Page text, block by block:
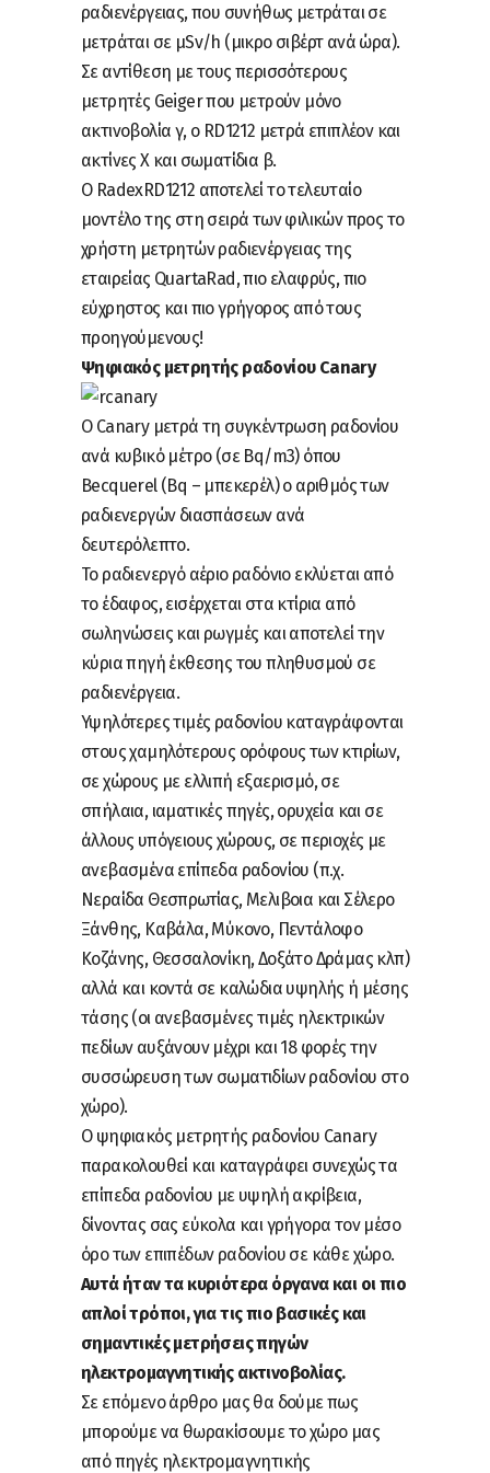
ραδιενέργειας, που συνήθως μετράται σε
μετράται σε μSv/h (μικρο σιβέρτ ανά ώρα).
Σε αντίθεση με τους περισσότερους
μετρητές Geiger που μετρούν μόνο
ακτινοβολία γ, ο RD1212 μετρά επιπλέον και
ακτίνες Χ και σωματίδια β.
Ο RadexRD1212 αποτελεί το τελευταίο
μοντέλο της στη σειρά των φιλικών προς το
χρήστη μετρητών ραδιενέργειας της
εταιρείας QuartaRad, πιο ελαφρύς, πιο
εύχρηστος και πιο γρήγορος από τους
προηγούμενους!
Ψηφιακός μετρητής ραδονίου Canary
O Canary μετρά τη συγκέντρωση ραδονίου
ανά κυβικό μέτρο (σε Bq/m3) όπου
Becquerel (Bq – μπεκερέλ) ο αριθμός των
ραδιενεργών διασπάσεων ανά
δευτερόλεπτο.
Το ραδιενεργό αέριο ραδόνιο εκλύεται από
το έδαφος, εισέρχεται στα κτίρια από
σωληνώσεις και ρωγμές και αποτελεί την
κύρια πηγή έκθεσης του πληθυσμού σε
ραδιενέργεια.
Υψηλότερες τιμές ραδονίου καταγράφονται
στους χαμηλότερους ορόφους των κτιρίων,
σε χώρους με ελλιπή εξαερισμό, σε
σπήλαια, ιαματικές πηγές, ορυχεία και σε
άλλους υπόγειους χώρους, σε περιοχές με
ανεβασμένα επίπεδα ραδονίου (π.χ.
Νεραίδα Θεσπρωτίας, Μελιβοια και Σέλερο
Ξάνθης, Καβάλα, Μύκονο, Πεντάλοφο
Κοζάνης, Θεσσαλονίκη, Δοξάτο Δράμας κλπ)
αλλά και κοντά σε καλώδια υψηλής ή μέσης
τάσης (οι ανεβασμένες τιμές ηλεκτρικών
πεδίων αυξάνουν μέχρι και 18 φορές την
συσσώρευση των σωματιδίων ραδονίου στο
χώρο).
O ψηφιακός μετρητής ραδονίου Canary
παρακολουθεί και καταγράφει συνεχώς τα
επίπεδα ραδονίου με υψηλή ακρίβεια,
δίνοντας σας εύκολα και γρήγορα τον μέσο
όρο των επιπέδων ραδονίου σε κάθε χώρο.
Αυτά ήταν τα κυριότερα όργανα και οι πιο
απλοί τρόποι, για τις πιο βασικές και
σημαντικές μετρήσεις πηγών
ηλεκτρομαγνητικής ακτινοβολίας.
Σε επόμενο άρθρο μας θα δούμε πως
μπορούμε να θωρακίσουμε το χώρο μας
από πηγές ηλεκτρομαγνητικής